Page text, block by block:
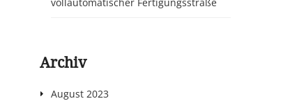
Archiv
August 2023